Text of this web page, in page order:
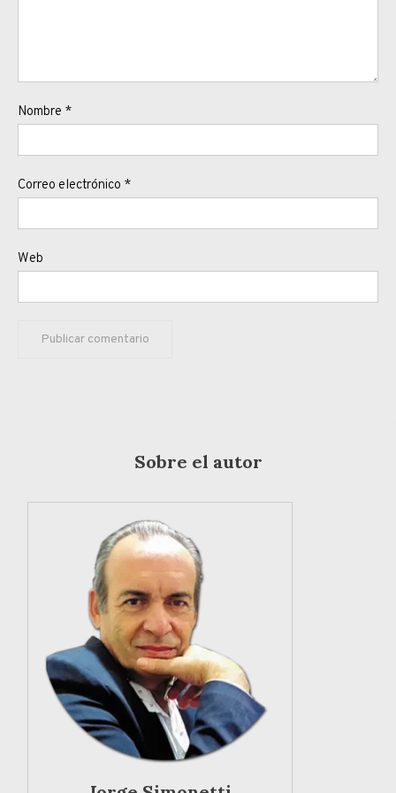
Nombre *
Correo electrónico *
Web
Sobre el autor